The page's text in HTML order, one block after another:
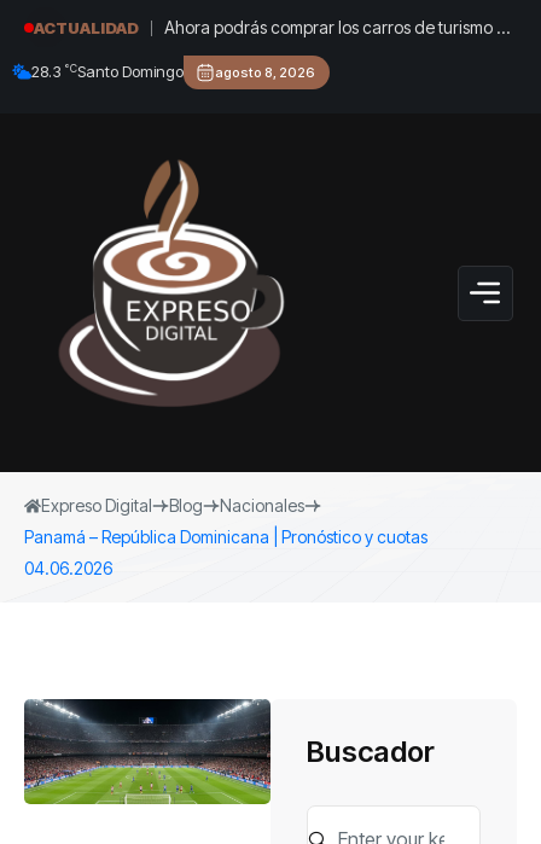
ACTUALIDAD
Ahora podrás comprar los carros de turismo en
Cuba: estos son los requisitos
28.3 °CSanto Domingo agosto 8, 2026
Expreso Digital Blog
Nacionales
Panamá – República Dominicana | Pronóstico y cuotas
04.06.2026
Buscador